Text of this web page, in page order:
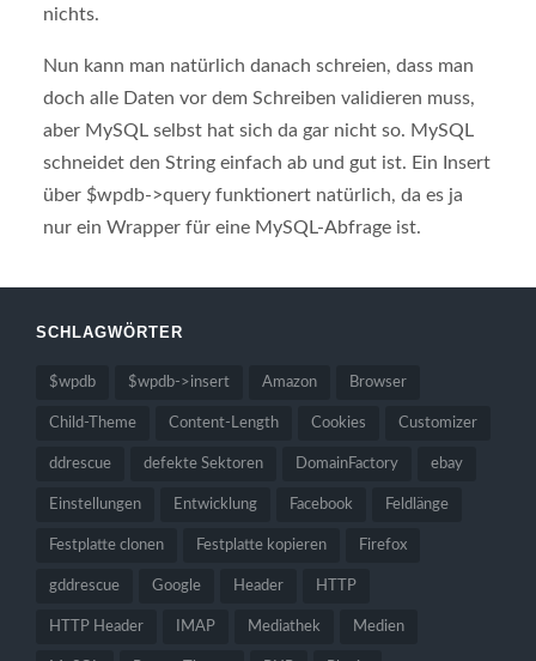
nichts.
Nun kann man natürlich danach schreien, dass man
doch alle Daten vor dem Schreiben validieren muss,
aber MySQL selbst hat sich da gar nicht so. MySQL
schneidet den String einfach ab und gut ist. Ein Insert
über $wpdb->query funktionert natürlich, da es ja
nur ein Wrapper für eine MySQL-Abfrage ist.
SCHLAGWÖRTER
$wpdb $wpdb->insert Amazon Browser
Child-Theme Content-Length Cookies Customizer
ddrescue defekte Sektoren DomainFactory ebay
Einstellungen Entwicklung Facebook Feldlänge
Festplatte clonen Festplatte kopieren Firefox
gddrescue Google Header HTTP
HTTP Header IMAP Mediathek Medien